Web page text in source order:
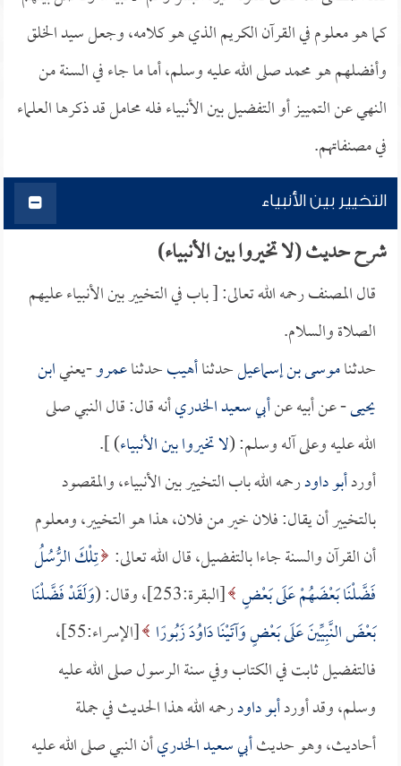
كما هو معلوم في القرآن الكريم الذي هو كلامه، وجعل سيد الخلق
وأفضلهم هو محمد صلى الله عليه وسلم، أما ما جاء في السنة من
النهي عن التمييز أو التفضيل بين الأنبياء فله محامل قد ذكرها العلماء
في مصنفاتهم.
التخيير بين الأنبياء
شرح حديث (لا تخيروا بين الأنبياء)
قال المصنف رحمه الله تعالى: [ باب في التخيير بين الأنبياء عليهم
الصلاة والسلام.
حدثناموسى بن إسماعيلحدثناأهيبحدثناعمرو-يعنيابن
يحيى- عن أبيه عنأبي سعيد الخدريأنه قال: قال النبي صلى
الله عليه وعلى آله وسلم: (لا تخيروا بين الأنبياء) ].
أوردأبو داودرحمه الله باب التخيير بين الأنبياء، والمقصود
بالتخيير أن يقال: فلان خير من فلان، هذا هو التخيير، ومعلوم
أن القرآن والسنة جاءا بالتفضيل، قال الله تعالى: تِلْكَ الرُّسُلُ
فَضَّلْنَا بَعْضَهُمْ عَلَى بَعْضٍ [البقرة:253]، وقال: (
وَلَقَدْ فَضَّلْنَا
بَعْضَ النَّبِيِّينَ عَلَى بَعْضٍ وَآتَيْنَا دَاوُدَ زَبُورًا
[الإسراء:55]،
فالتفضيل ثابت في الكتاب وفي سنة الرسول صلى الله عليه
وسلم، وقد أوردأبو داودرحمه الله هذا الحديث في جملة
أحاديث، وهو حديثأبي سعيد الخدريأن النبي صلى الله عليه